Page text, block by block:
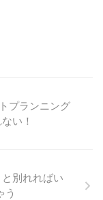
プランニング
い！
別れればい
う